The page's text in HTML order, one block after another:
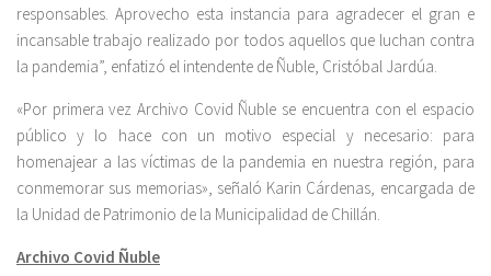
responsables. Aprovecho esta instancia para agradecer el gran e
incansable trabajo realizado por todos aquellos que luchan contra
la pandemia”, enfatizó el intendente de Ñuble, Cristóbal Jardúa.
«Por primera vez Archivo Covid Ñuble se encuentra con el espacio
público y lo hace con un motivo especial y necesario: para
homenajear a las víctimas de la pandemia en nuestra región, para
conmemorar sus memorias», señaló Karin Cárdenas, encargada de
la Unidad de Patrimonio de la Municipalidad de Chillán.
Archivo Covid Ñuble